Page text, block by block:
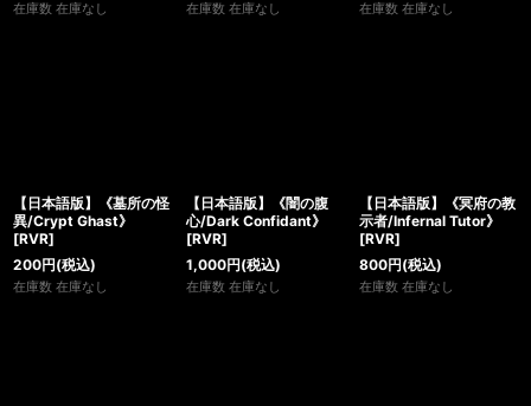
在庫数 在庫なし 在庫数 在庫なし 在庫数 在庫なし
【日本語版】《墓所の怪
異/Crypt Ghast》
[RVR]
200円(税込)
在庫数 在庫なし
【日本語版】《闇の腹
心/Dark Confidant》
[RVR]
1,000円(税込)
在庫数 在庫なし
【日本語版】《冥府の教
示者/Infernal Tutor》
[RVR]
800円(税込)
在庫数 在庫なし